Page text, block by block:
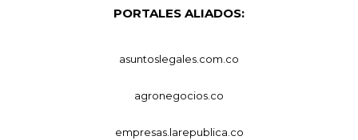
PORTALES ALIADOS:
asuntoslegales.com.co
agronegocios.co
empresas.larepublica.co